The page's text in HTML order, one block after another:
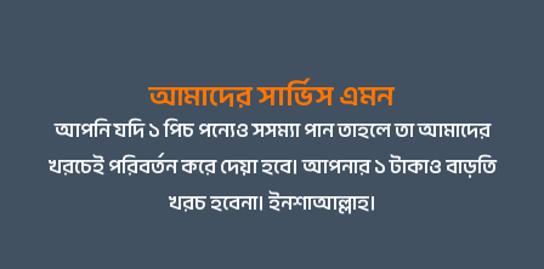
আমাদের সার্ভিস এমন
আপনিযদি ১ পিচ পন্যেও সসম্যা পান তাহলে তা আমাদের
খরচেই পরিবর্তন করে দেয়া হবে। আপনার ১ টাকাও বাড়তি
খরচ হবেনা। ইনশাআল্লাহ।